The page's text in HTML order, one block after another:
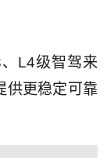
L4级智驾来
供更稳定可靠